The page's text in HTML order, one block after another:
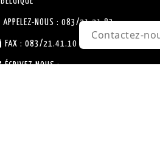
APPELEZ-NOUS : 083/21.21.83
FAX : 083/21.41.10
ÉCRIVEZ-NOUS :
Contactez-